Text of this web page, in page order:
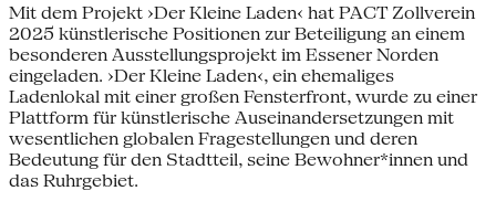
Mit dem Projekt ›Der Kleine Laden‹ hat PACT Zollverein
2025 künstlerische Positionen zur Beteiligung an einem
besonderen Ausstellungsprojekt im Essener Norden
eingeladen. ›Der Kleine Laden‹, ein ehemaliges
Ladenlokal mit einer großen Fensterfront, wurde zu einer
Plattform für künstlerische Auseinandersetzungen mit
wesentlichen globalen Fragestellungen und deren
Bedeutung für den Stadtteil, seine Bewohner*innen und
das Ruhrgebiet.